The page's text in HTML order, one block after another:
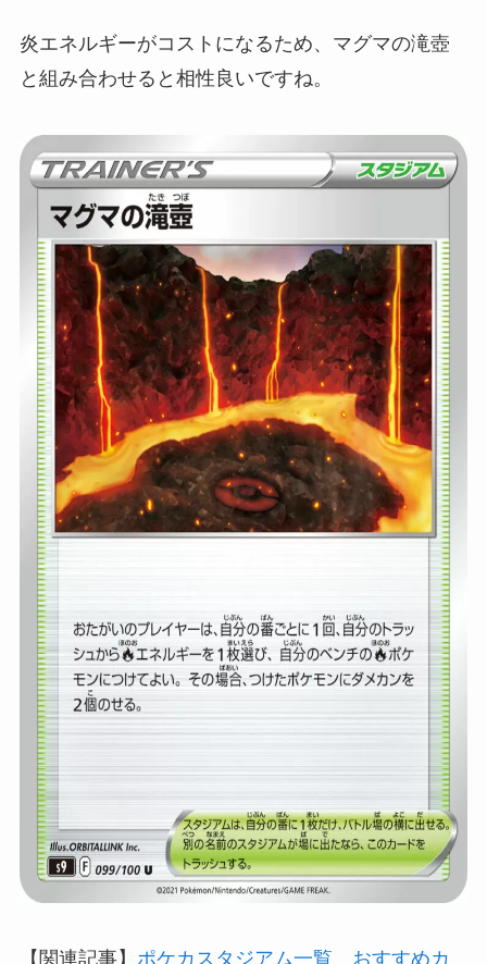
炎エネルギーがコストになるため、マグマの滝壺
と組み合わせると相性良いですね。
【関連記事】 ポケカスタジアム一覧 おすすめカ